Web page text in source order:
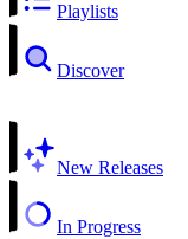
Playlists
Discover
New Releases
In Progress